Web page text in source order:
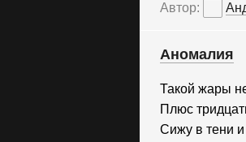
Автор:
Аномалия
Такой жары
Плюс
Сижу в тени